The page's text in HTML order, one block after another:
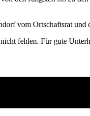
vom Ortschaftsrat und
fehlen. Für gute